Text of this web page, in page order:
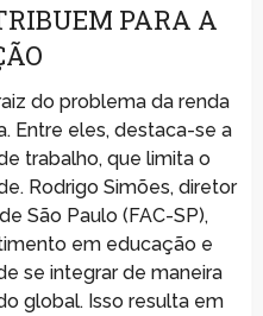
PARA A
do problema da renda
Entre eles, destaca-se a
trabalho, que limita o
Rodrigo Simões, diretor
São Paulo (FAC-SP),
em educação e
se integrar de maneira
global. Isso resulta em